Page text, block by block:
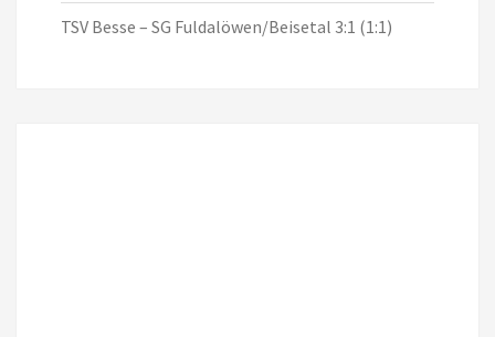
TSV Besse – SG Fuldalöwen/Beisetal 3:1 (1:1)